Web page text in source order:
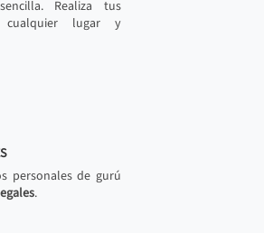
Realiza tus
cualquier lugar y
personales de gurú
.